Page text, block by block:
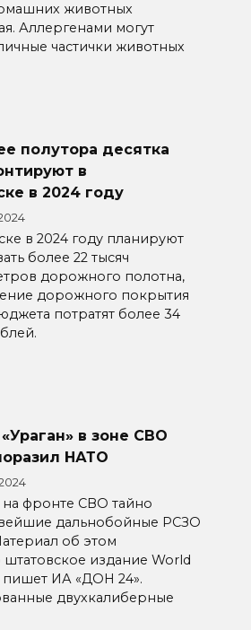
животных
Аллергенами могут
частички животных
полутора десятка
в
в 2024 году
в 2024 году планируют
более 22 тысяч
дорожного полотна,
дорожного покрытия
потратят более 34
в зоне СВО
НАТО
на фронте СВО тайно
дальнобойные РСЗО
об этом
издание World
пишет ИА «ДОН 24».
двухкалиберные